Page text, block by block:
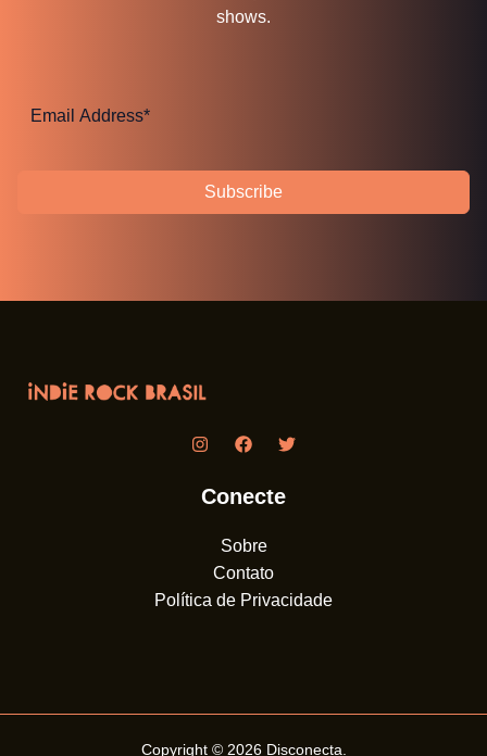
shows.
Subscribe
Conecte
Sobre
Contato
Política de Privacidade
Copyright © 2026 Disconecta